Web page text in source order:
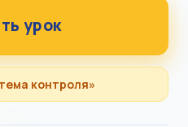
урок
контроля»